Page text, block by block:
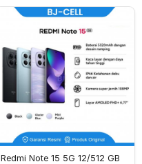
Redmi Note 15 5G 12/512 GB